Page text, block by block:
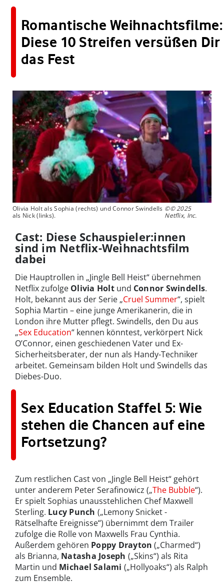
Romantische Weihnachtsfilme:
Diese 10 Streifen versüßen Dir
das Fest
Olivia Holt als Sophia (rechts) und Connor Swindells
als Nick (links).
©© 2025
Netflix, Inc.
Cast: Diese Schauspieler:innen
sind im Netflix-Weihnachtsfilm
dabei
Die Hauptrollen in „Jingle Bell Heist“ übernehmen
Netflix zufolge Olivia Holtund Connor Swindells.
Holt, bekannt aus der Serie „Cruel Summer“, spielt
Sophia Martin – eine junge Amerikanerin, die in
London ihre Mutter pflegt. Swindells, den Du aus
„Sex Education“ kennen könntest, verkörpert Nick
O’Connor, einen geschiedenen Vater und Ex-
Sicherheitsberater, der nun als Handy-Techniker
arbeitet. Gemeinsam bilden Holt und Swindells das
Diebes-Duo.
Sex Education Staffel 5: Wie
stehen die Chancen auf eine
Fortsetzung?
Zum restlichen Cast von „Jingle Bell Heist“ gehört
unter anderem Peter Serafinowicz („The Bubble“).
Er spielt Sophias unausstehlichen Chef Maxwell
Sterling. Lucy Punch („Lemony Snicket -
Rätselhafte Ereignisse“) übernimmt dem Trailer
zufolge die Rolle von Maxwells Frau Cynthia.
Außerdem gehören Poppy Drayton („Charmed“)
als Brianna, Natasha Joseph („Skins“) als Rita
Martin und Michael Salami („Hollyoaks“) als Ralph
zum Ensemble.